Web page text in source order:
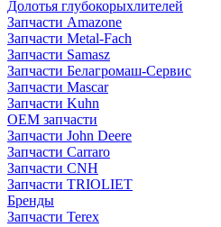
Долотья глубокорыхлителей
Запчасти Amazone
Запчасти Metal-Fach
Запчасти Samasz
Запчасти Белагромаш-Сервис
Запчасти Mascar
Запчасти Kuhn
OEM запчасти
Запчасти John Deere
Запчасти Carraro
Запчасти CNH
Запчасти TRIOLIET
Бренды
Запчасти Terex